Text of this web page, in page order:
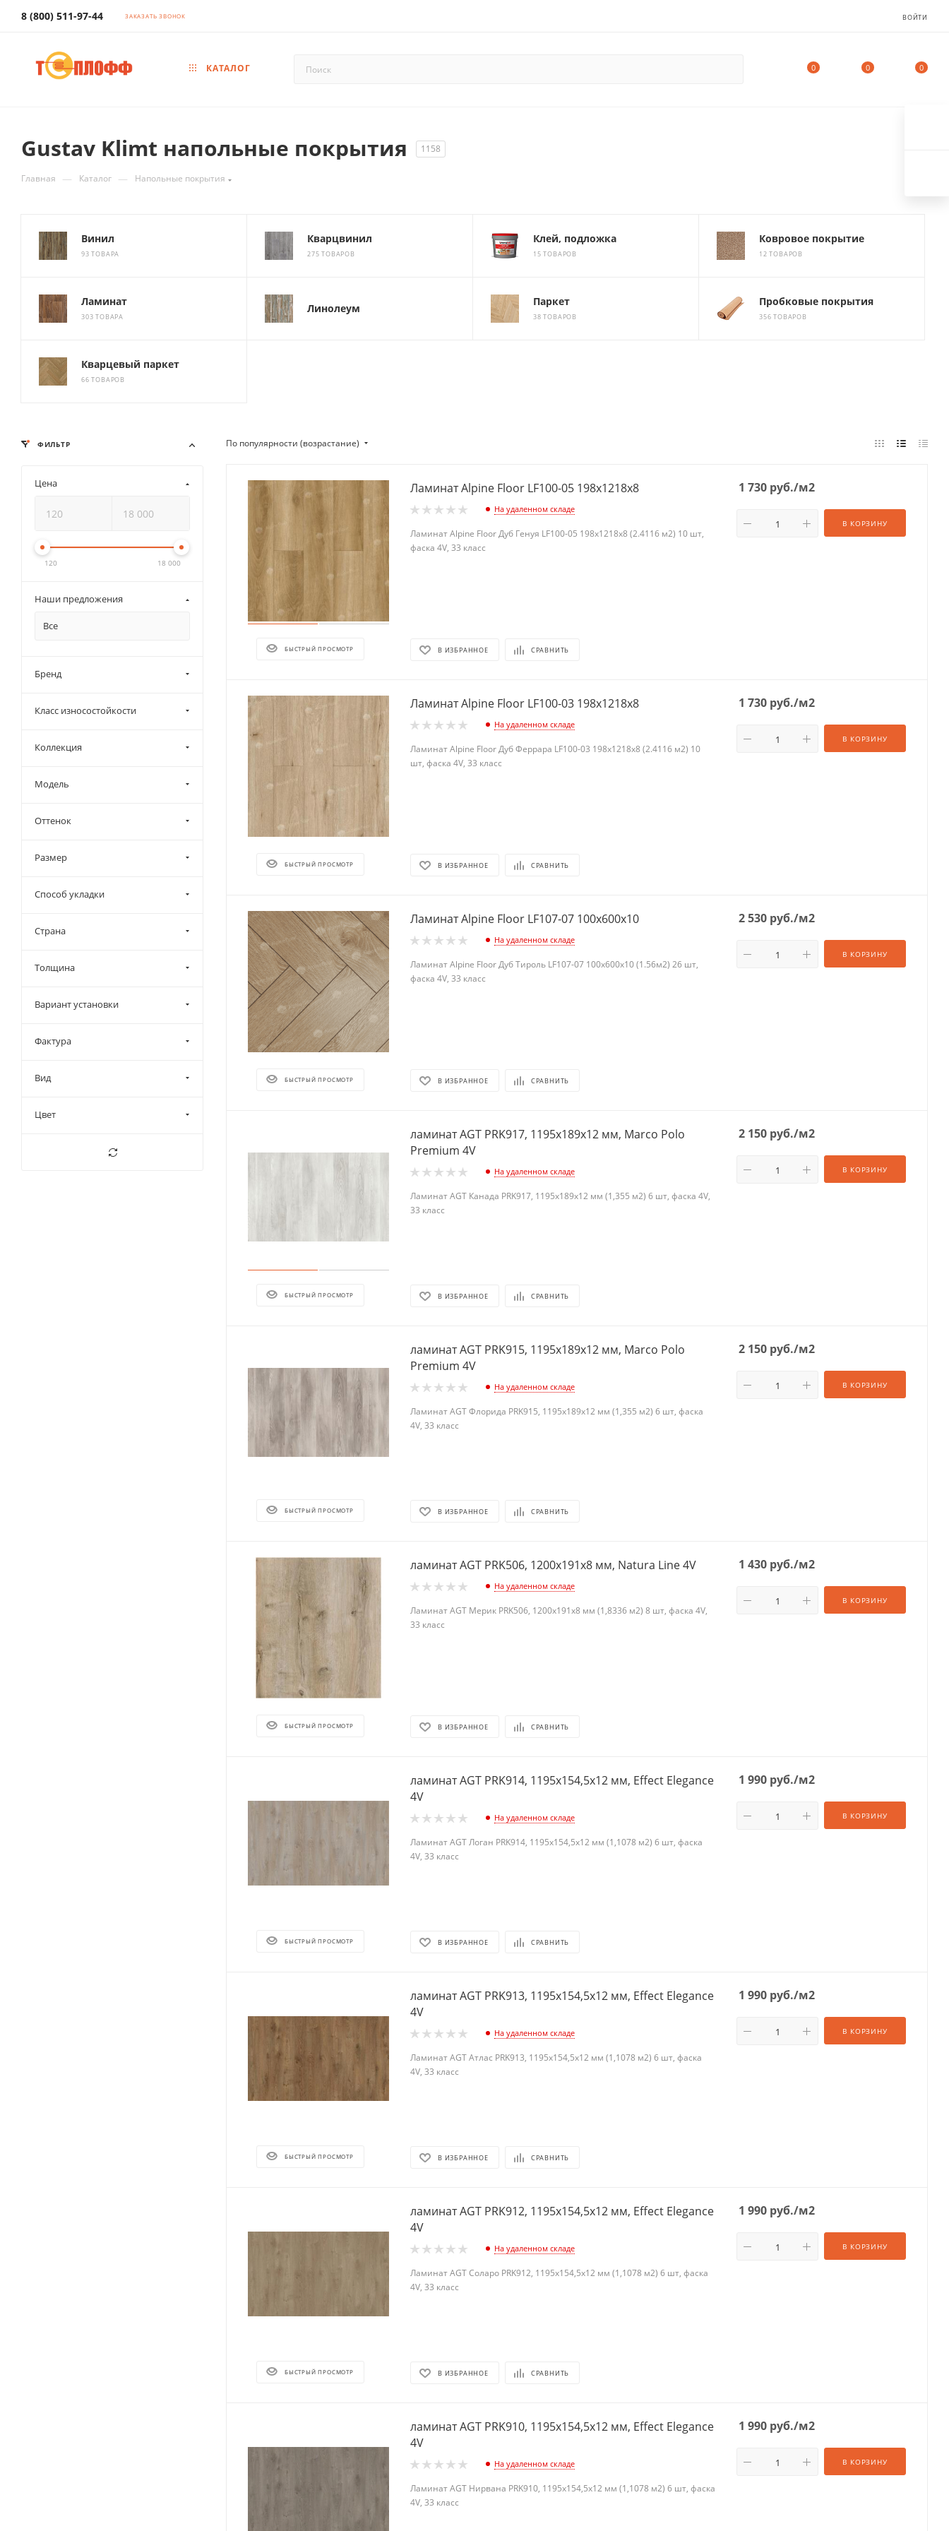
8 (800) 511-97-44 ЗАКАЗАТЬ ЗВОНОК ВОЙТИ
КАТАЛОГ 0 0 0
Gustav Klimt напольные покрытия 1158
Главная — Каталог — Напольные покрытия
Винил
93 ТОВАРА
Кварцвинил
275 ТОВАРОВ
Клей, подложка
15 ТОВАРОВ
Ковровое покрытие
12 ТОВАРОВ
Ламинат
303 ТОВАРА
Линолеум
Паркет
38 ТОВАРОВ
Пробковые покрытия
356 ТОВАРОВ
Кварцевый паркет
66 ТОВАРОВ
По популярности (возрастание)
БЫСТРЫЙ ПРОСМОТР
Ламинат Alpine Floor LF100-05 198х1218х8
На удаленном складе
Ламинат Alpine Floor Дуб Генуя LF100-05 198х1218х8 (2.4116 м2) 10 шт,
фаска 4V, 33 класс
В ИЗБРАННОЕ СРАВНИТЬ
1 730 руб./м2
В КОРЗИНУ
БЫСТРЫЙ ПРОСМОТР
Ламинат Alpine Floor LF100-03 198х1218х8
На удаленном складе
Ламинат Alpine Floor Дуб Феррара LF100-03 198х1218х8 (2.4116 м2) 10
шт, фаска 4V, 33 класс
В ИЗБРАННОЕ СРАВНИТЬ
1 730 руб./м2
В КОРЗИНУ
БЫСТРЫЙ ПРОСМОТР
Ламинат Alpine Floor LF107-07 100х600х10
На удаленном складе
Ламинат Alpine Floor Дуб Тироль LF107-07 100х600х10 (1.56м2) 26 шт,
фаска 4V, 33 класс
В ИЗБРАННОЕ СРАВНИТЬ
2 530 руб./м2
В КОРЗИНУ
БЫСТРЫЙ ПРОСМОТР
ламинат AGT PRK917, 1195х189х12 мм, Marco Polo
Premium 4V
На удаленном складе
Ламинат AGT Канада PRK917, 1195х189х12 мм (1,355 м2) 6 шт, фаска 4V,
33 класс
В ИЗБРАННОЕ СРАВНИТЬ
2 150 руб./м2
В КОРЗИНУ
БЫСТРЫЙ ПРОСМОТР
ламинат AGT PRK915, 1195х189х12 мм, Marco Polo
Premium 4V
На удаленном складе
Ламинат AGT Флорида PRK915, 1195х189х12 мм (1,355 м2) 6 шт, фаска
4V, 33 класс
В ИЗБРАННОЕ СРАВНИТЬ
2 150 руб./м2
В КОРЗИНУ
БЫСТРЫЙ ПРОСМОТР
ламинат AGT PRK506, 1200х191х8 мм, Natura Line 4V
На удаленном складе
Ламинат AGT Мерик PRK506, 1200х191х8 мм (1,8336 м2) 8 шт, фаска 4V,
33 класс
В ИЗБРАННОЕ СРАВНИТЬ
1 430 руб./м2
В КОРЗИНУ
БЫСТРЫЙ ПРОСМОТР
ламинат AGT PRK914, 1195х154,5х12 мм, Effect Elegance
4V
На удаленном складе
Ламинат AGT Логан PRK914, 1195х154,5х12 мм (1,1078 м2) 6 шт, фаска
4V, 33 класс
В ИЗБРАННОЕ СРАВНИТЬ
1 990 руб./м2
В КОРЗИНУ
БЫСТРЫЙ ПРОСМОТР
ламинат AGT PRK913, 1195х154,5х12 мм, Effect Elegance
4V
На удаленном складе
Ламинат AGT Атлас PRK913, 1195х154,5х12 мм (1,1078 м2) 6 шт, фаска
4V, 33 класс
В ИЗБРАННОЕ СРАВНИТЬ
1 990 руб./м2
В КОРЗИНУ
БЫСТРЫЙ ПРОСМОТР
ламинат AGT PRK912, 1195х154,5х12 мм, Effect Elegance
4V
На удаленном складе
Ламинат AGT Соларо PRK912, 1195х154,5х12 мм (1,1078 м2) 6 шт, фаска
4V, 33 класс
В ИЗБРАННОЕ СРАВНИТЬ
1 990 руб./м2
В КОРЗИНУ
ламинат AGT PRK910, 1195х154,5х12 мм, Effect Elegance
4V
На удаленном складе
Ламинат AGT Нирвана PRK910, 1195х154,5х12 мм (1,1078 м2) 6 шт, фаска
4V, 33 класс
1 990 руб./м2
В КОРЗИНУ
ФИЛЬТР
Цена
120 18 000
Наши предложения
Все
Бренд
Класс износостойкости
Коллекция
Модель
Оттенок
Размер
Способ укладки
Страна
Толщина
Вариант установки
Фактура
Вид
Цвет